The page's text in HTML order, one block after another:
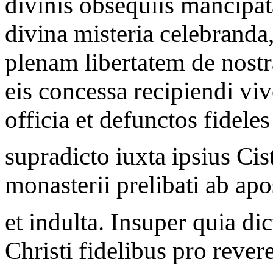
divina misteria
plenam libertatem de
eis concessa recipiendi
officia et defunctos
supradicto iuxta ipsius
monasterii prelibati ab
et indulta. Insuper quia
Christi fidelibus pro